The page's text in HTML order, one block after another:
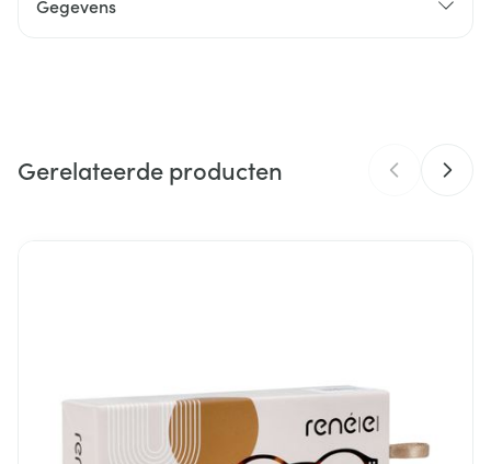
Gegevens
Merken Vitry
Gerelateerde producten